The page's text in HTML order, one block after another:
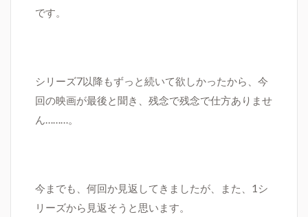
です。
シリーズ7以降もずっと続いて欲しかったから、今
回の映画が最後と聞き、残念で残念で仕方ありませ
ん………。
今までも、何回か見返してきましたが、また、1シ
リーズから見返そうと思います。